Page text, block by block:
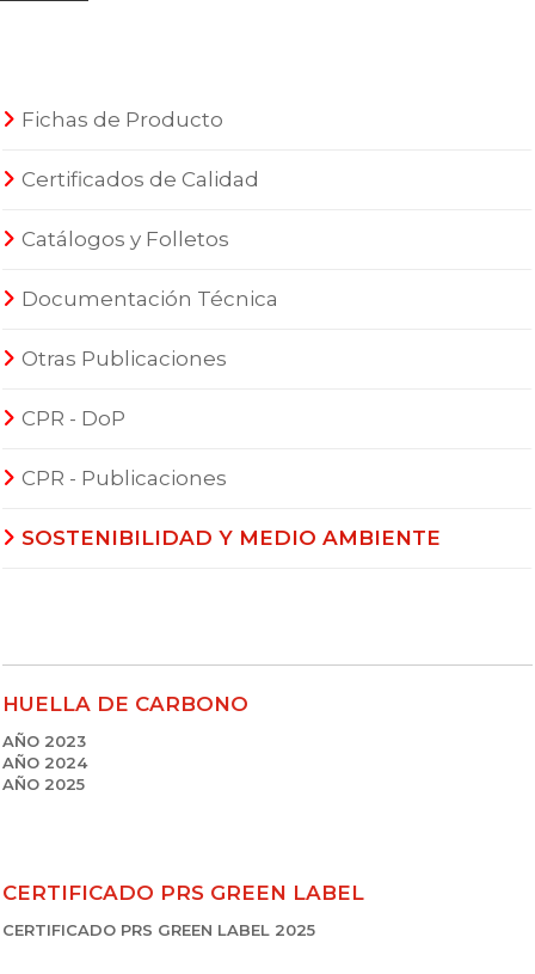
Fichas de Producto
Certificados de Calidad
Catálogos y Folletos
Documentación Técnica
Otras Publicaciones
CPR - DoP
CPR - Publicaciones
SOSTENIBILIDAD Y MEDIO AMBIENTE
HUELLA DE CARBONO
AÑO 2023
AÑO 2024
AÑO 2025
CERTIFICADO PRS GREEN LABEL
CERTIFICADO PRS GREEN LABEL 2025